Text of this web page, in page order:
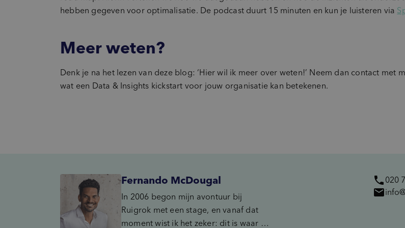
hebben gegeven voor optimalisatie. De podcast duurt 15 minuten en kun je luisteren via
Meer weten?
Denk je na het lezen van deze blog: ‘Hier wil ik meer over weten!’ Neem dan contact met
wat een Data & Insights kickstart voor jouw organisatie kan betekenen.
Fernando McDougal
In 2006 begon mijn avontuur bij
Ruigrok met een stage, en vanaf dat
moment wist ik het zeker: dit is waar ik
phone 020
mail